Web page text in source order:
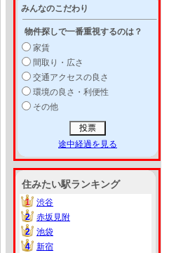
みんなのこだわり
物件探しで一番重視するのは？
家賃
間取り・広さ
交通アクセスの良さ
環境の良さ・利便性
その他
途中経過を見る
住みたい駅ランキング
1
1
渋谷
2
2
赤坂見附
2
2
池袋
4
4
新宿